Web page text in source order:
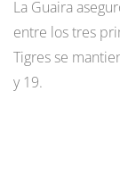
La Guaira
entre los tres
Tigres se
y 19.